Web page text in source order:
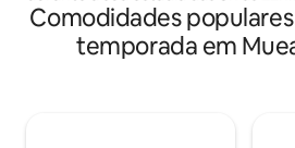
+Água potável gratuita +Netflix
+Churrasco a pedido +Berços/
mediante solicitação +Vila com
Comodidades
temporada em